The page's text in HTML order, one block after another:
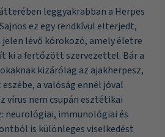
leggyakrabban a Herpes
ez egy rendkívül elterjedt,
lévő kórokozó, amely életre
ki a fertőzött szervezettel. Bár a
kizárólag az ajakherpesz,
a valóság ennél jóval
vírus nem csupán esztétikai
neurológiai, immunológiai és
is különleges viselkedést